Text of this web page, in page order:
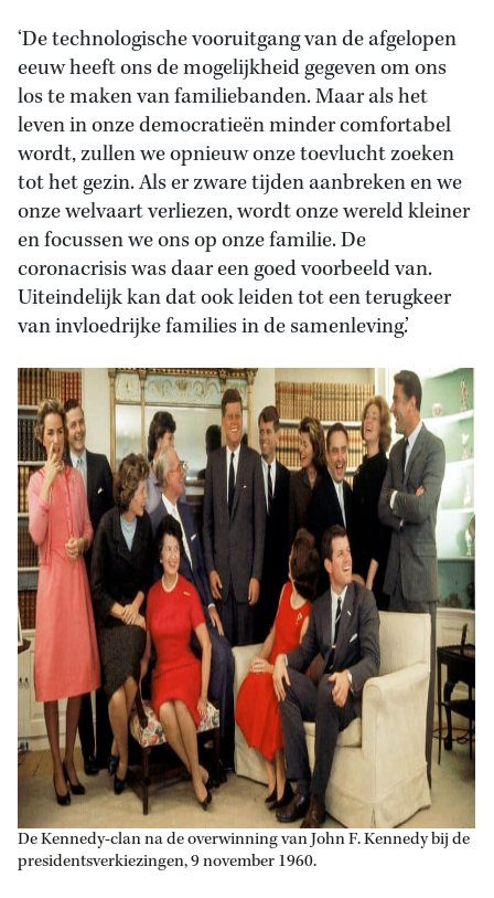
‘De technologische vooruitgang van de afgelopen
eeuw heeft ons de mogelijkheid gegeven om ons
los te maken van familiebanden. Maar als het
leven in onze democratieën minder comfortabel
wordt, zullen we opnieuw onze toevlucht zoeken
tot het gezin. Als er zware tijden aanbreken en we
onze welvaart verliezen, wordt onze wereld kleiner
en focussen we ons op onze familie. De
coronacrisis was daar een goed voorbeeld van.
Uiteindelijk kan dat ook leiden tot een terugkeer
van invloedrijke families in de samenleving.’
De Kennedy-clan na de overwinning van John F. Kennedy bij de
presidentsverkiezingen, 9 november 1960.